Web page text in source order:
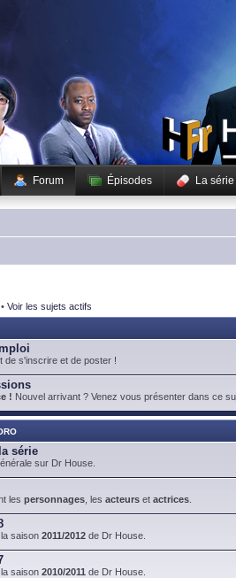
Forum Épisodes La série
• Voir les sujets actifs
de s'inscrire et de poster !
! Nouvel arrivant ? Venez vous présenter dans ce
série
sur Dr House.
les personnages , les acteurs et actrices
saison 2011/2012 de Dr House.
saison 2010/2011 de Dr House.